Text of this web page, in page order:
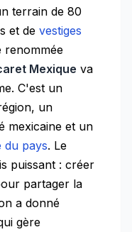
terrain de 80
et de vestiges
renommée
Mexique va
C'est un
un
mexicaine et un
du pays. Le
puissant : créer
partager la
a donné
gère